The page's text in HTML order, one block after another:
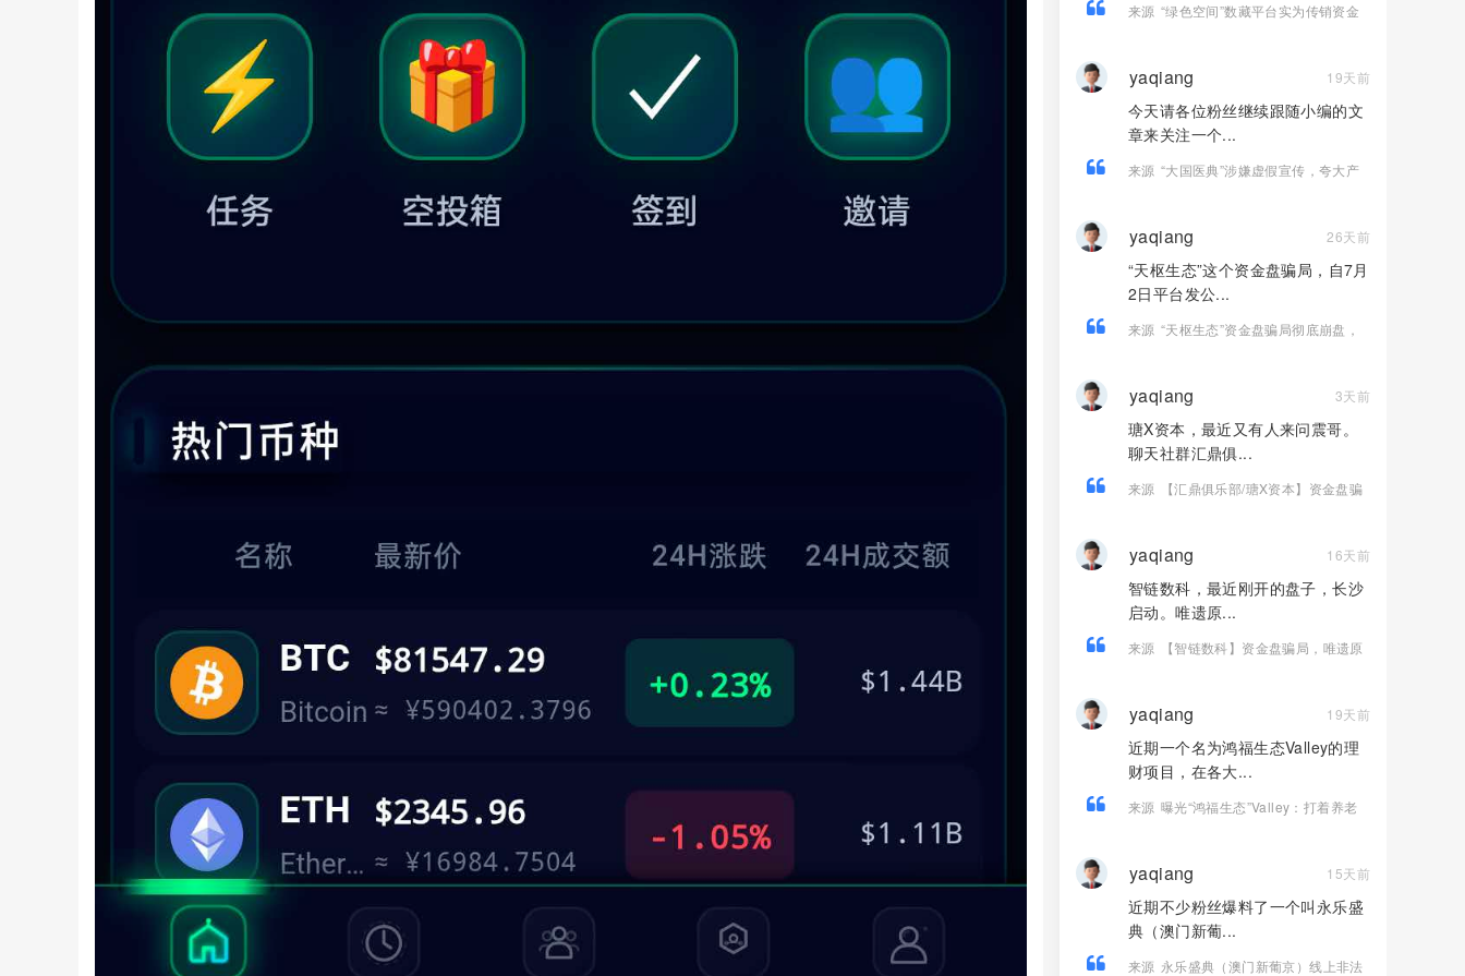
来源 “绿色空间”数藏平台实为传销资金
yaqiang 19天前
今天请各位粉丝继续跟随小编的文
章来关注一个...
来源 “大国医典”涉嫌虚假宣传，夸大产
yaqiang 26天前
“天枢生态”这个资金盘骗局，自7月
2日平台发公...
来源 “天枢生态”资金盘骗局彻底崩盘，
yaqiang 3天前
瑭X资本，最近又有人来问震哥。
聊天社群汇鼎俱...
来源
【汇鼎俱乐部/瑭X资本】资金盘骗
yaqiang 16天前
智链数科，最近刚开的盘子，长沙
启动。唯遗原...
来源
【智链数科】资金盘骗局，唯遗原
yaqiang 19天前
近期一个名为鸿福生态Valley的理
财项目，在各大...
来源 曝光“鸿福生态”Valley：打着养老
yaqiang 15天前
近期不少粉丝爆料了一个叫永乐盛
典（澳门新葡...
来源 永乐盛典（澳门新葡京）线上非法